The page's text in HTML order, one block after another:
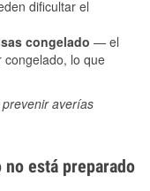
dificultar el
congelado — el
congelado, lo que
averías
no está preparado